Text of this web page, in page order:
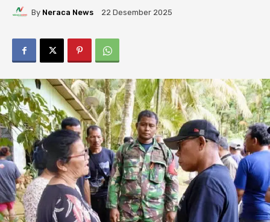
By Neraca News 22 Desember 2025